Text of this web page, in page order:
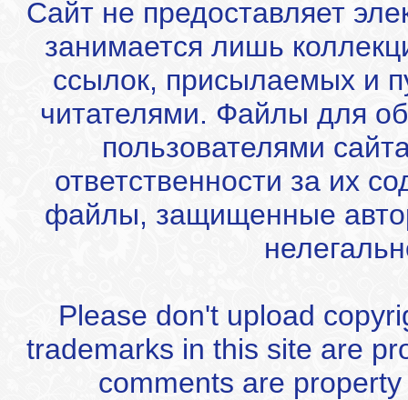
Сайт не предоставляет
занимается лишь
ссылок, присылаемых и
читателями. Файлы для
пользователями
ответственности за их
файлы, защищенные
Please don't upload
trademarks in this site are
comments are